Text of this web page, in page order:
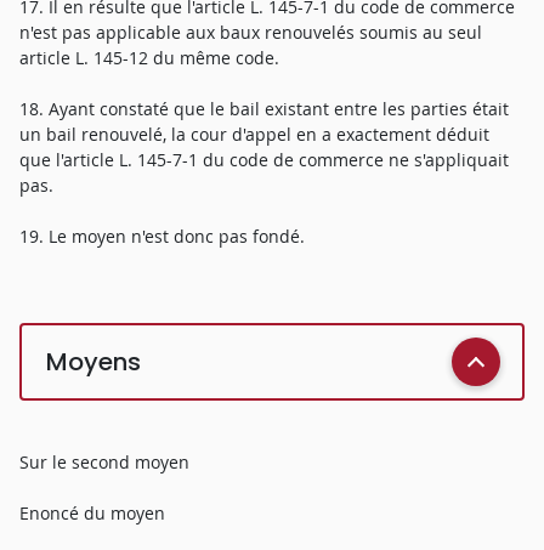
17. Il en résulte que l'article L. 145-7-1 du code de commerce
n'est pas applicable aux baux renouvelés soumis au seul
article L. 145-12 du même code.
18. Ayant constaté que le bail existant entre les parties était
un bail renouvelé, la cour d'appel en a exactement déduit
que l'article L. 145-7-1 du code de commerce ne s'appliquait
pas.
19. Le moyen n'est donc pas fondé.
Moyens
Sur le second moyen
Enoncé du moyen